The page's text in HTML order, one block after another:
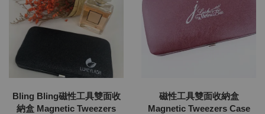
Bling Bling磁性工具雙面收
納盒 Magnetic Tweezers
磁性工具雙面收納盒
Magnetic Tweezers Case